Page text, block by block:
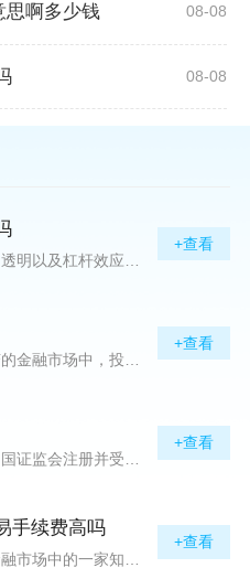
思啊多少钱 08-08
08-08
+查看
在如今这个复杂多变的金融市场中，投资者对于选择可靠的投资平台显得尤为谨慎。随着各种金融产品的广泛推广，人们越发关注那些涉及重金属买卖、投资的公司及平台，而万洲金业（以下简称“万洲”）正是此类公司之一。本文将从多个角度深入探讨“万洲金业是否合法”这一问题，旨在为广大投资者提供一份详实的参考。万洲金业是一家专注于黄金投资的公司，其业务范畴主要包括黄金交易、投资咨询等。作为金融投资领域的一份子，万洲金业声称其具有强大的行业背景和丰富的交易经验，承诺为客户提供专业的金融产品及服务。对
+查看
中辉期货是一家在中国证监会注册并受其监管的期货公司。以其强大的资本实力、稳健的经营策略和严格的风险控制体系，赢得了业界的广泛认可和客户的信任。从公司成立时间、注册资本、经营范围以及历年的经营成绩来看，中辉期货展现出的行业地位和实力，为投资者提供了一定程度的信心保障。中辉期货提供包括期货交易、期货投资咨询、资产管理等在内的全方位服务。公司拥有一支经验丰富、专业素质高的团队，他们对市场动态有着敏锐的洞察力，能够为客户提供准确的市场分析和投资策略建议，帮助客户在复杂多变的市场中稳健
+查看
手续费高吗
+查看